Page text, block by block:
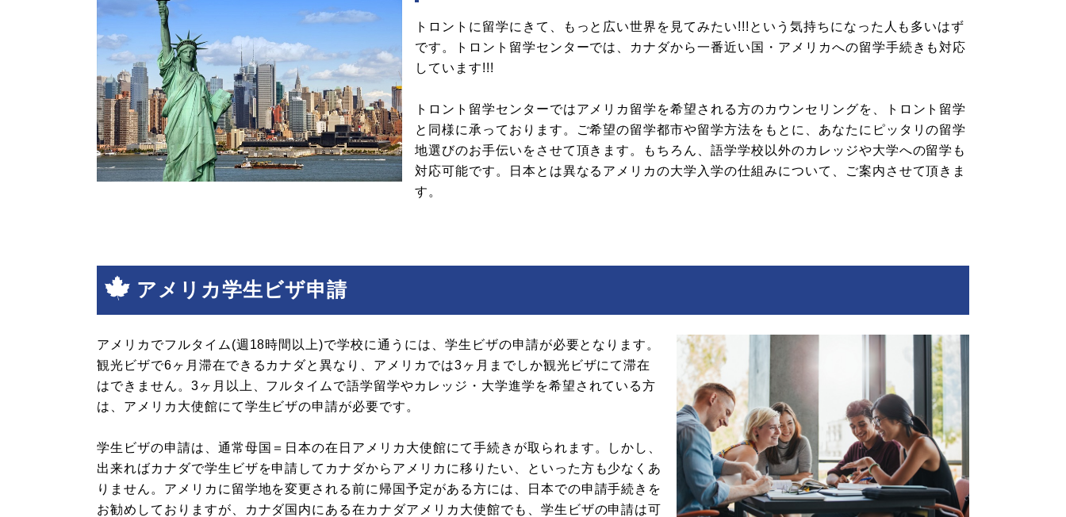
トロントに留学にきて、もっと広い世界を見てみたい!!!という気持ちになった人も多いはず
です。トロント留学センターでは、カナダから一番近い国・アメリカへの留学手続きも対応
しています!!!
トロント留学センターではアメリカ留学を希望される方のカウンセリングを、トロント留学
と同様に承っております。ご希望の留学都市や留学方法をもとに、あなたにピッタリの留学
地選びのお手伝いをさせて頂きます。もちろん、語学学校以外のカレッジや大学への留学も
対応可能です。日本とは異なるアメリカの大学入学の仕組みについて、ご案内させて頂きま
す。
アメリカ学生ビザ申請
アメリカでフルタイム(週18時間以上)で学校に通うには、学生ビザの申請が必要となります。
観光ビザで6ヶ月滞在できるカナダと異なり、アメリカでは3ヶ月までしか観光ビザにて滞在
はできません。3ヶ月以上、フルタイムで語学留学やカレッジ・大学進学を希望されている方
は、アメリカ大使館にて学生ビザの申請が必要です。
学生ビザの申請は、通常母国＝日本の在日アメリカ大使館にて手続きが取られます。しかし、
出来ればカナダで学生ビザを申請してカナダからアメリカに移りたい、といった方も少なくあ
りません。アメリカに留学地を変更される前に帰国予定がある方には、日本での申請手続きを
お勧めしておりますが、カナダ国内にある在カナダアメリカ大使館でも、学生ビザの申請は可